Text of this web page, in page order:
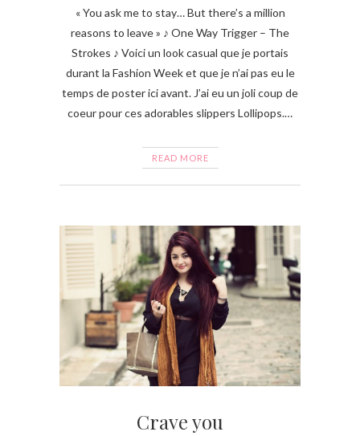
« You ask me to stay… But there’s a million
reasons to leave » ♪ One Way Trigger – The
Strokes ♪ Voici un look casual que je portais
durant la Fashion Week et que je n’ai pas eu le
temps de poster ici avant. J’ai eu un joli coup de
coeur pour ces adorables slippers Lollipops.…
READ MORE
Crave you